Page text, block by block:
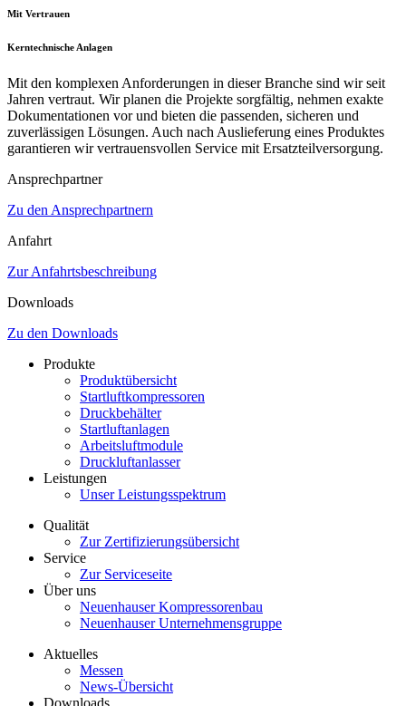
Mit Vertrauen
Kerntechnische Anlagen
Mit den komplexen Anforderungen in dieser Branche sind wir seit
Jahren vertraut. Wir planen die Projekte sorgfältig, nehmen exakte
Dokumentationen vor und bieten die passenden, sicheren und
zuverlässigen Lösungen. Auch nach Auslieferung eines Produktes
garantieren wir vertrauensvollen Service mit Ersatzteilversorgung.
Ansprechpartner
Zu den Ansprechpartnern
Anfahrt
Zur Anfahrtsbeschreibung
Downloads
Zu den Downloads
Produkte
Produktübersicht
Startluftkompressoren
Druckbehälter
Startluftanlagen
Arbeitsluftmodule
Druckluftanlasser
Leistungen
Unser Leistungsspektrum
Qualität
Zur Zertifizierungsübersicht
Service
Zur Serviceseite
Über uns
Neuenhauser Kompressorenbau
Neuenhauser Unternehmensgruppe
Aktuelles
Messen
News-Übersicht